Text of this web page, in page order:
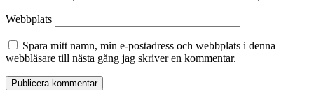
Webbplats
Spara mitt namn, min e-postadress och webbplats i denna
webbläsare till nästa gång jag skriver en kommentar.